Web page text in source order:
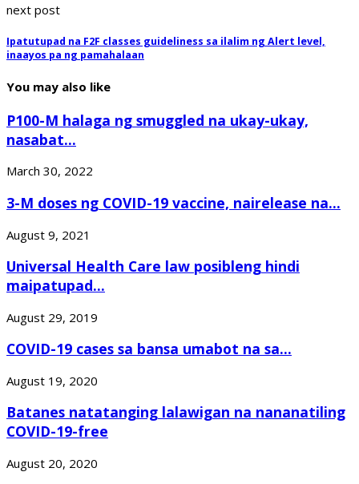
next post
Ipatutupad na F2F classes guideliness sa ilalim ng Alert level,
inaayos pa ng pamahalaan
You may also like
P100-M halaga ng smuggled na ukay-ukay,
nasabat...
March 30, 2022
3-M doses ng COVID-19 vaccine, nairelease na...
August 9, 2021
Universal Health Care law posibleng hindi
maipatupad...
August 29, 2019
COVID-19 cases sa bansa umabot na sa...
August 19, 2020
Batanes natatanging lalawigan na nananatiling
COVID-19-free
August 20, 2020